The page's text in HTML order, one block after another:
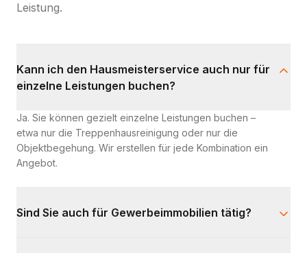
Leistung.
Kann ich den Hausmeisterservice auch nur für
einzelne Leistungen buchen?
Ja. Sie können gezielt einzelne Leistungen buchen –
etwa nur die Treppenhausreinigung oder nur die
Objektbegehung. Wir erstellen für jede Kombination ein
Angebot.
Sind Sie auch für Gewerbeimmobilien tätig?